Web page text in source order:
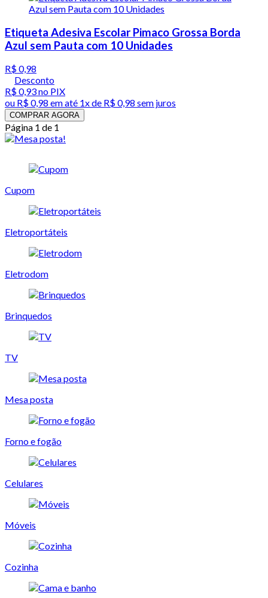
Etiqueta Adesiva Escolar Pimaco Grossa Borda
Azul sem Pauta com 10 Unidades
R$ 0,98
Desconto
R$ 0,93no PIX
ou R$ 0,98 em até 1x de R$ 0,98 sem juros
COMPRAR AGORA
Página 1 de 1
Cupom
Eletroportáteis
Eletrodom
Brinquedos
TV
Mesa posta
Forno e fogão
Celulares
Móveis
Cozinha